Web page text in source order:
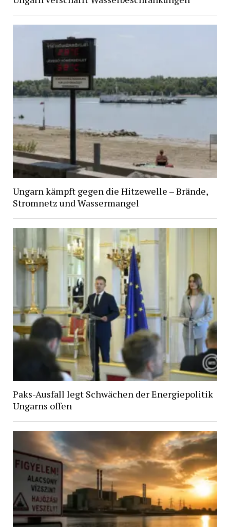
Ungarn kämpft gegen die Hitzewelle – Brände,
Stromnetz und Wassermangel
Paks-Ausfall legt Schwächen der Energiepolitik
Ungarns offen